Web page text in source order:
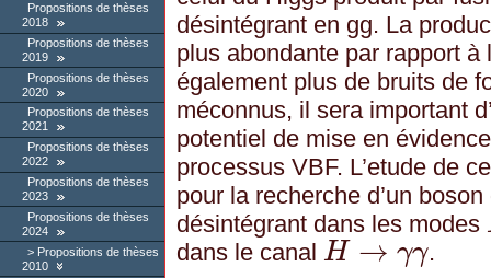
Propositions de thèses
2018
Propositions de thèses
2019
Propositions de thèses
2020
Propositions de thèses
2021
Propositions de thèses
2022
Propositions de thèses
2023
Propositions de thèses
2024
Propositions de thèses
2010
désintégrant en gg. La
plus abondante par rapport
également plus de bruits de
méconnus, il sera important
potentiel de mise en
processus VBF. L’etude de
pour la recherche d’un
désintégrant dans les modes
dans le canal H → γγ
H→
.